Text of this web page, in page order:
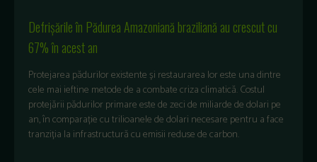
Defrișările în Pădurea Amazoniană braziliană au crescut cu
67% în acest an
Protejarea pădurilor existente și restaurarea lor este una dintre
cele mai ieftine metode de a combate criza climatică. Costul
protejării pădurilor primare este de zeci de miliarde de dolari pe
an, în comparație cu trilioanele de dolari necesare pentru a face
tranziția la infrastructură cu emisii reduse de carbon.